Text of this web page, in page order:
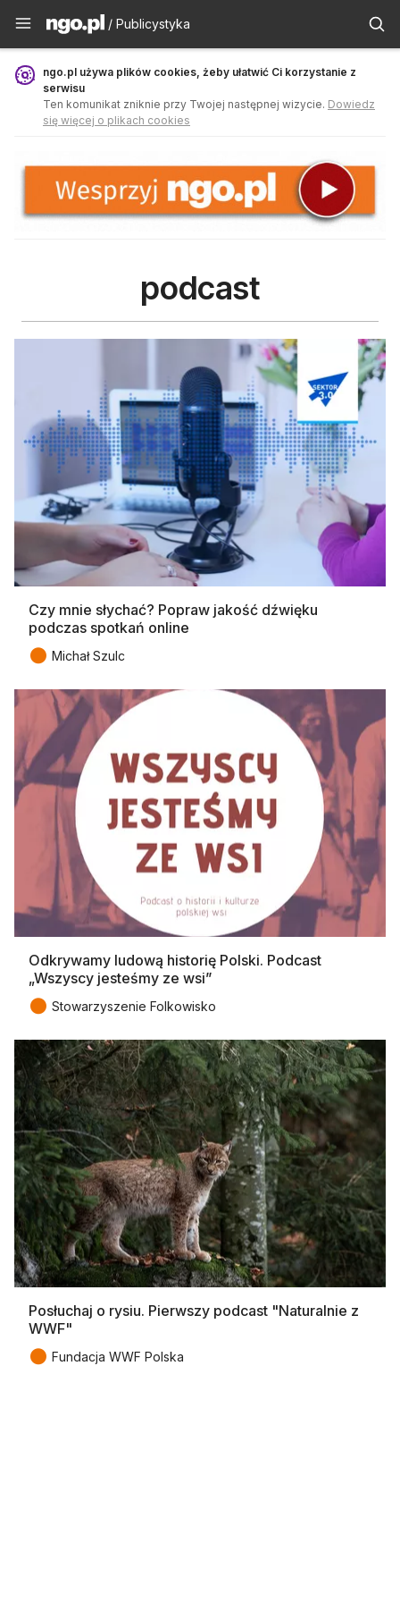
Publicystyka - ngo.pl
/ Publicystyka
ngo.pl używa plików cookies, żeby ułatwić Ci korzystanie z
serwisu
Ten komunikat zniknie przy Twojej następnej wizycie. Dowiedz
się więcej o plikach cookies
podcast
Czy mnie słychać? Popraw jakość dźwięku
podczas spotkań online
● Michał Szulc
Odkrywamy ludową historię Polski. Podcast
„Wszyscy jesteśmy ze wsi”
● Stowarzyszenie Folkowisko
Posłuchaj o rysiu. Pierwszy podcast "Naturalnie z
WWF"
● Fundacja WWF Polska